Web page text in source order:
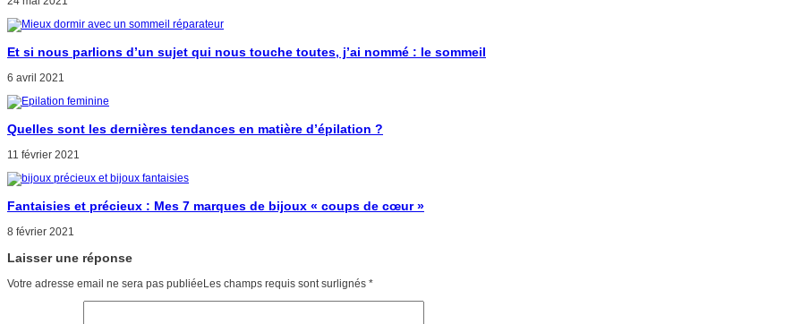
Et si nous parlions d’un sujet qui nous touche toutes, j’ai nommé : le sommeil
6 avril 2021
Quelles sont les dernières tendances en matière d’épilation ?
11 février 2021
Fantaisies et précieux : Mes 7 marques de bijoux « coups de cœur »
8 février 2021
Laisser une réponse
Votre adresse email ne sera pas publiéeLes champs requis sont surlignés *